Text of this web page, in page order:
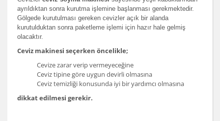
ayrıldıktan sonra kurutma işlemine başlanması gerekmektedir.
Gölgede kurutulması gereken cevizler açık bir alanda
kurutulduktan sonra paketleme işlemi için hazır hale gelmiş
olacaktır.
Ceviz makinesi seçerken öncelikle;
Cevize zarar verip vermeyeceğine
Ceviz tipine göre uygun devirli olmasına
Ceviz temizliği konusunda iyi bir yardımcı olmasına
dikkat edilmesi gerekir.